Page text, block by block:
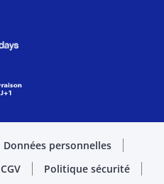
Données personnelles
CGV
Politique sécurité